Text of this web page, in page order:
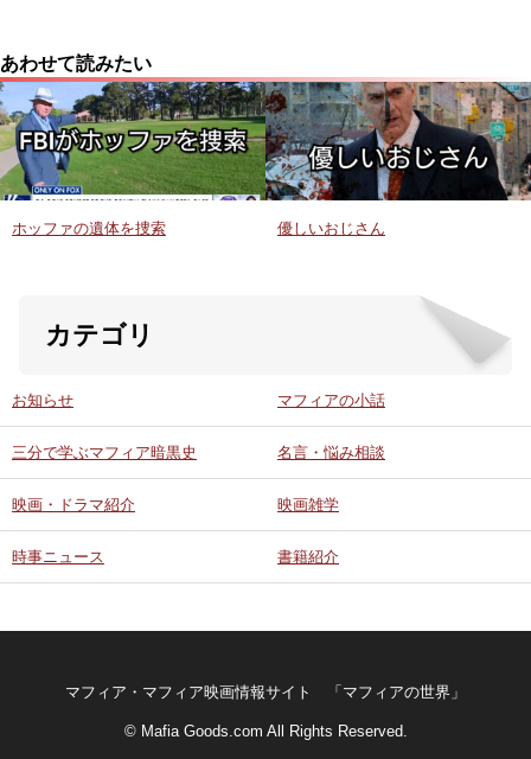
あわせて読みたい
ホッファの遺体を捜索 優しいおじさん
カテゴリ
お知らせ マフィアの小話
三分で学ぶマフィア暗黒史 名言・悩み相談
映画・ドラマ紹介 映画雑学
時事ニュース 書籍紹介
マフィア・マフィア映画情報サイト 「マフィアの世界」
© Mafia Goods.com All Rights Reserved.